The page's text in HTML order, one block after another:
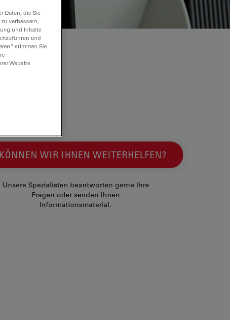
KÖNNEN WIR IHNEN WEITERHELFEN?
Unsere Spezialisten beantworten gerne Ihre
Fragen oder senden Ihnen
Informationsmaterial.
Daten, die Sie
verbessern,
und Inhalte
und
stimmen Sie
Website